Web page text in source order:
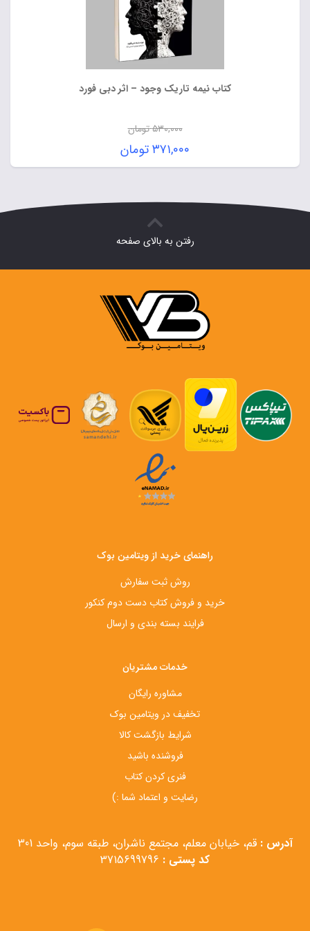
کتاب نیمه تاریک وجود – اثر دبی فورد
۵۳۰,۰۰۰تومان
قیمت
اصلی:
بود.
۳۷۱,۰۰۰تومان
قیمت
۳۷۱,۰۰۰ تومان.
رفتن به بالای صفحه
راهنمای خرید از ویتامین بوک
روش ثبت سفارش
خرید و فروش کتاب دست‌ دوم کنکور
فرایند بسته بندی و ارسال
خدمات مشتریان
مشاوره رایگان
تخفیف در ویتامین بوک
شرایط بازگشت کالا
فروشنده باشید
فنری کردن کتاب
رضایت و اعتماد شما :)
آدرس : قم، خیابان معلم، مجتمع ناشران، طبقه سوم، واحد 301
کد پستی :